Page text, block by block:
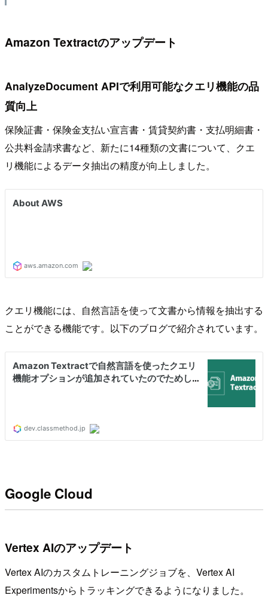
Amazon Textractのアップデート
AnalyzeDocument APIで利用可能なクエリ機能の品
質向上
保険証書・保険金支払い宣言書・賃貸契約書・支払明細書・
公共料金請求書など、新たに14種類の文書について、クエ
リ機能によるデータ抽出の精度が向上しました。
クエリ機能には、自然言語を使って文書から情報を抽出する
ことができる機能です。以下のブログで紹介されています。
Google Cloud
Vertex AIのアップデート
Vertex AIのカスタムトレーニングジョブを、Vertex AI
Experimentsからトラッキングできるようになりました。